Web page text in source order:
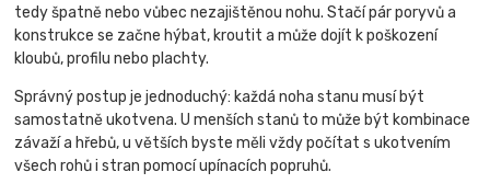
tedy špatně nebo vůbec nezajištěnou nohu. Stačí pár poryvů a
konstrukce se začne hýbat, kroutit a může dojít k poškození
kloubů, profilu nebo plachty.
Správný postup je jednoduchý: každá noha stanu musí být
samostatně ukotvena. U menších stanů to může být kombinace
závaží a hřebů, u větších byste měli vždy počítat s ukotvením
všech rohů i stran pomocí upínacích popruhů.